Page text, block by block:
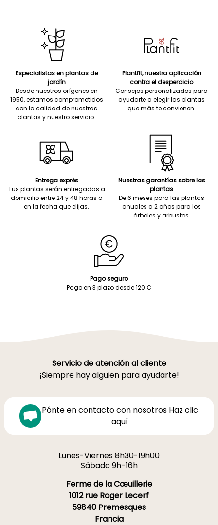
Especialistas en plantas de
jardín
Desde nuestros orígenes en
1950, estamos comprometidos
con la calidad de nuestras
plantas y nuestro servicio.
Plantfit, nuestra aplicación
contra el desperdicio
Consejos personalizados para
ayudarte a elegir las plantas
que más te convienen.
Entrega exprés
Tus plantas serán entregadas a
domicilio entre 24 y 48 horas o
en la fecha que elijas.
Nuestras garantías sobre las
plantas
De 6 meses para las plantas
anuales a 2 años para los
árboles y arbustos.
Pago seguro
Pago en 3 plazo desde 120 €
Servicio de atención al cliente
¡Siempre hay alguien para ayudarte!
Pónte en contacto con nosotros Haz clic
aquí
Lunes-Viernes 8h30-19h00
Sábado 9h-16h
Ferme de la Cœuillerie
1012 rue Roger Lecerf
59840 Premesques
Francia